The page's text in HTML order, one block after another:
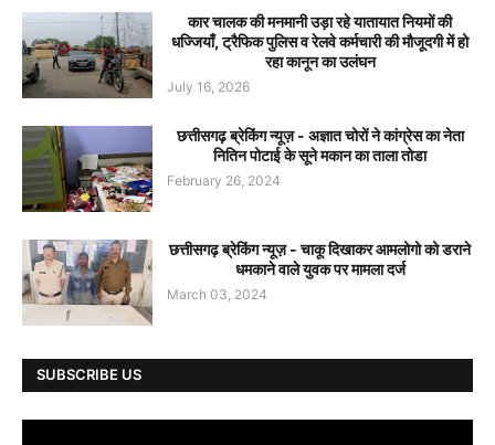
कार चालक की मनमानी उड़ा रहे यातायात नियमों की
धज्जियाँ, ट्रैफिक पुलिस व रेलवे कर्मचारी की मौजूदगी में हो
रहा कानून का उलंघन
July 16, 2026
छत्तीसगढ़ ब्रेकिंग न्यूज़ - अज्ञात चोरों ने कांग्रेस का नेता
नितिन पोटाई के सूने मकान का ताला तोडा
February 26, 2024
छत्तीसगढ़ ब्रेकिंग न्यूज़ - चाकू दिखाकर आमलोगो को डराने
धमकाने वाले युवक पर मामला दर्ज
March 03, 2024
SUBSCRIBE US